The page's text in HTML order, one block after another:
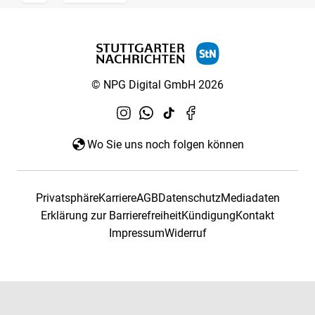
© NPG Digital GmbH 2026
Wo Sie uns noch folgen können
PrivatsphäreKarriereAGBDatenschutzMediadaten
Erklärung zur BarrierefreiheitKündigungKontakt
ImpressumWiderruf